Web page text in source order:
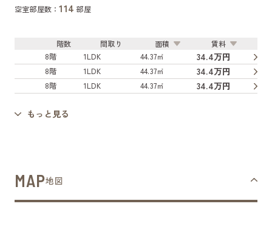
空室部屋数：114 部屋
階数 間取り 面積
賃料
8階
1LDK 44.37㎡ 34.4万円
8階 1LDK 44.37㎡ 34.4万円
8階 1LDK 44.37㎡ 34.4万円
もっと見る
MAP地図